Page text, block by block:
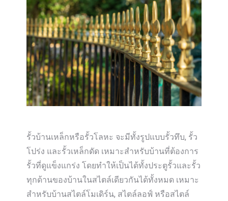
รั้วบ้านเหล็กหรือรั้วโลหะ จะมีทั้งรูปแบบรั้วทึบ, รั้ว
โปร่ง และรั้วเหล็กดัด เหมาะสำหรับบ้านที่ต้องการ
รั้วที่ดูแข็งแกร่ง โดยทำให้เป็นได้ทั้งประตูรั้วและรั้ว
ทุกด้านของบ้านในสไตล์เดียวกันได้ทั้งหมด เหมาะ
สำหรับบ้านสไตล์โมเดิร์น, สไตล์ลอฟ์ หรือสไตล์